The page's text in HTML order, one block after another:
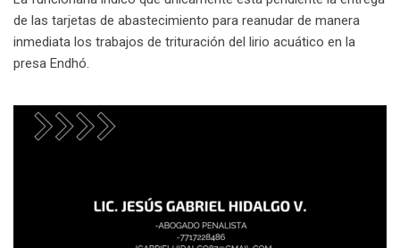
de las tarjetas de abastecimiento para reanudar de manera
inmediata los trabajos de trituración del lirio acuático en la
presa Endhó.